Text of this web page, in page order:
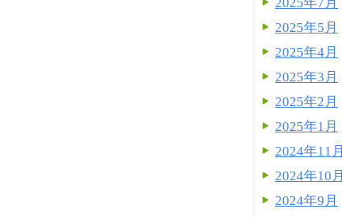
2025年5月
2025年4月
2025年3月
2025年2月
2025年1月
2024年11月
2024年10月
2024年9月